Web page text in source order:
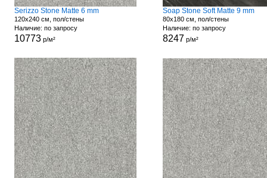
Serizzo Stone Matte 6 mm
120x240 см, пол/стены
Наличие: по запросу
10773р/м²
Soap Stone Soft Matte 9 mm
80x180 см, пол/стены
Наличие: по запросу
8247 р/м²